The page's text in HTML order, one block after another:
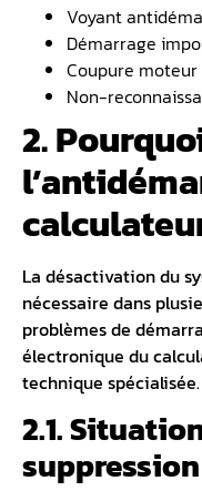
Voyant
Démarrage
Coupure
Non-
2.
La désactivation du
nécessaire dans
problèmes de
électronique du
technique spécialisée.
2.1.
suppression